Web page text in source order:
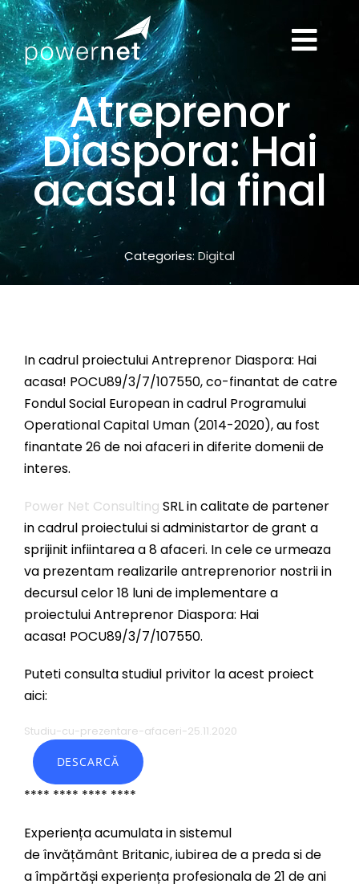
Skip
to
content
ACASĂ
SOLUȚII IT
SERVICII
DESPRE NOI
CONTACT TELEFON: 0733108515
Atreprenor
Diaspora: Hai
acasa! la final
Categories: Digital
In cadrul proiectului Antreprenor Diaspora: Hai
acasa! POCU89/3/7/107550, co-finantat de catre
Fondul Social European in cadrul Programului
Operational Capital Uman (2014-2020), au fost
finantate 26 de noi afaceri in diferite domenii de
interes.
Power Net Consulting SRL in calitate de partener
in cadrul proiectului si administartor de grant a
sprijinit infiintarea a 8 afaceri. In cele ce urmeaza
va prezentam realizarile antreprenorior nostrii in
decursul celor 18 luni de implementare a
proiectului Antreprenor Diaspora: Hai
acasa! POCU89/3/7/107550.
Puteti consulta studiul privitor la acest proiect
aici:
Studiu-cu-prezentare-afaceri-25.11.2020
DESCARCĂ
**** **** **** ****
Experiența acumulata in sistemul
de învățământ Britanic, iubirea de a preda si de
a împărtăși experiența profesionala de 21 de ani